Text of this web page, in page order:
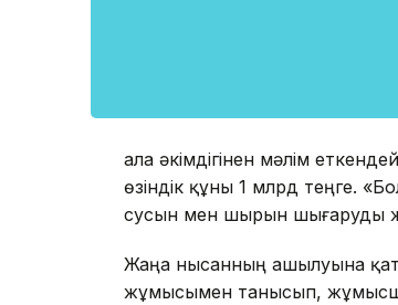
Қала әкімдігінен мәлім
өзіндік құны 1 млрд теңге.
сусын мен шырын шығаруды
Жаңа нысанның ашылуына
жұмысымен танысып,